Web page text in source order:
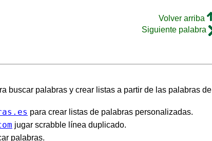
Volver arriba
Siguiente palabra
buscar palabras y crear listas a partir de las palabras de
para crear listas de palabras personalizadas.
jugar scrabble línea duplicado.
palabras.